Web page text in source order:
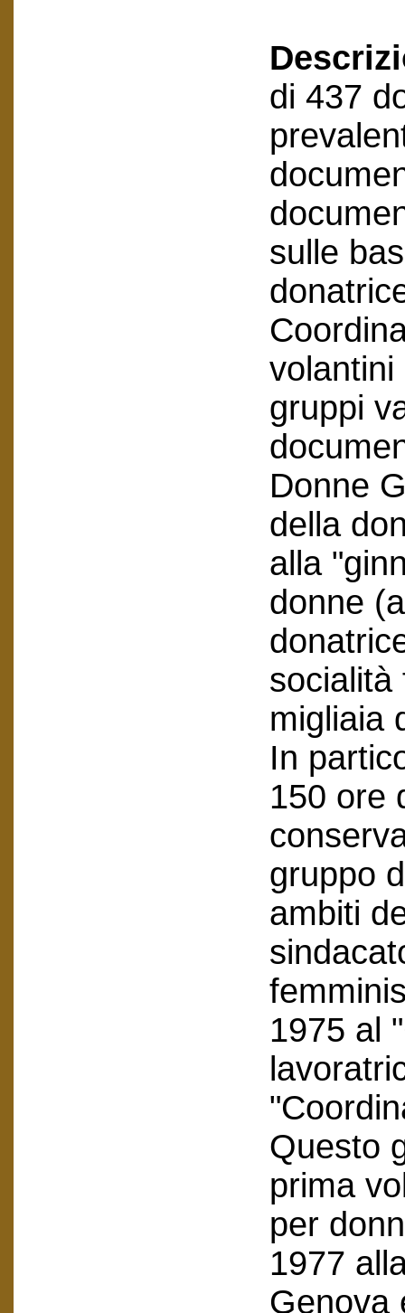
di 437
sulle
volantini
gruppi
Donne
della
alla
donne
socialità
migliaia
In
150 ore
gruppo
ambiti
1975 al
Questo
prima
per
1977
Genova